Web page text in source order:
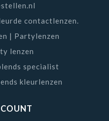
contactlenzen.
| Partylenzen
lenzen
specialist
kleurlenzen